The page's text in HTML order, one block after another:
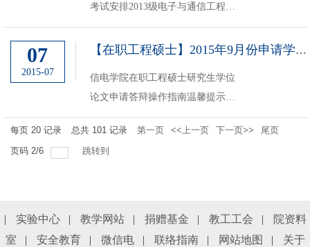
始上课；杭州班【20...
考试安排2013级电子与通信工程-
杭州班同学请注意：因天气原因，
本次英语考试调整为以下安排；提
题考试调整到周日进行。一、主观
题考试时间及地点：2015...
07
2015-07
【在职工程硕士】2015年9月份申请学位的通知
信电学院在职工程硕士研究生学位
论文申请答辩操作指南温馨提示：
申请学位流程、答辩材料、论文模
板、其他各类表格等均可在：信电
学院主页>>教育教学/工程硕士>>
每页 20记录 总共 101记录 第一页 <<上一页 下一页>>
尾页
页码 2/6 跳转到
| 实验中心 | 教学网站 | 捐赠基金 | 教工工会 |
院资料
室
| 安全教育 | 微信电 | 联络指南 | 网站地图 |
关于